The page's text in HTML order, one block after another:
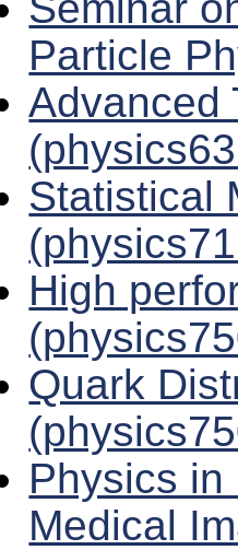
Particle
Advanced
Statistical
High
Quark
Physics
Medical